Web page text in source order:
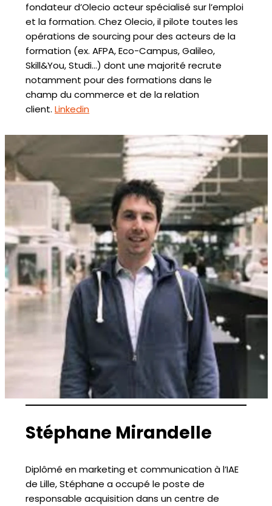
fondateur d’Olecio acteur spécialisé sur l’emploi
et la formation. Chez Olecio, il pilote toutes les
opérations de sourcing pour des acteurs de la
formation (ex. AFPA, Eco-Campus, Galileo,
Skill&You, Studi…) dont une majorité recrute
notamment pour des formations dans le
champ du commerce et de la relation
client.Linkedin
Stéphane Mirandelle
Diplômé en marketing et communication à l’IAE
de Lille, Stéphane a occupé le poste de
responsable acquisition dans un centre de